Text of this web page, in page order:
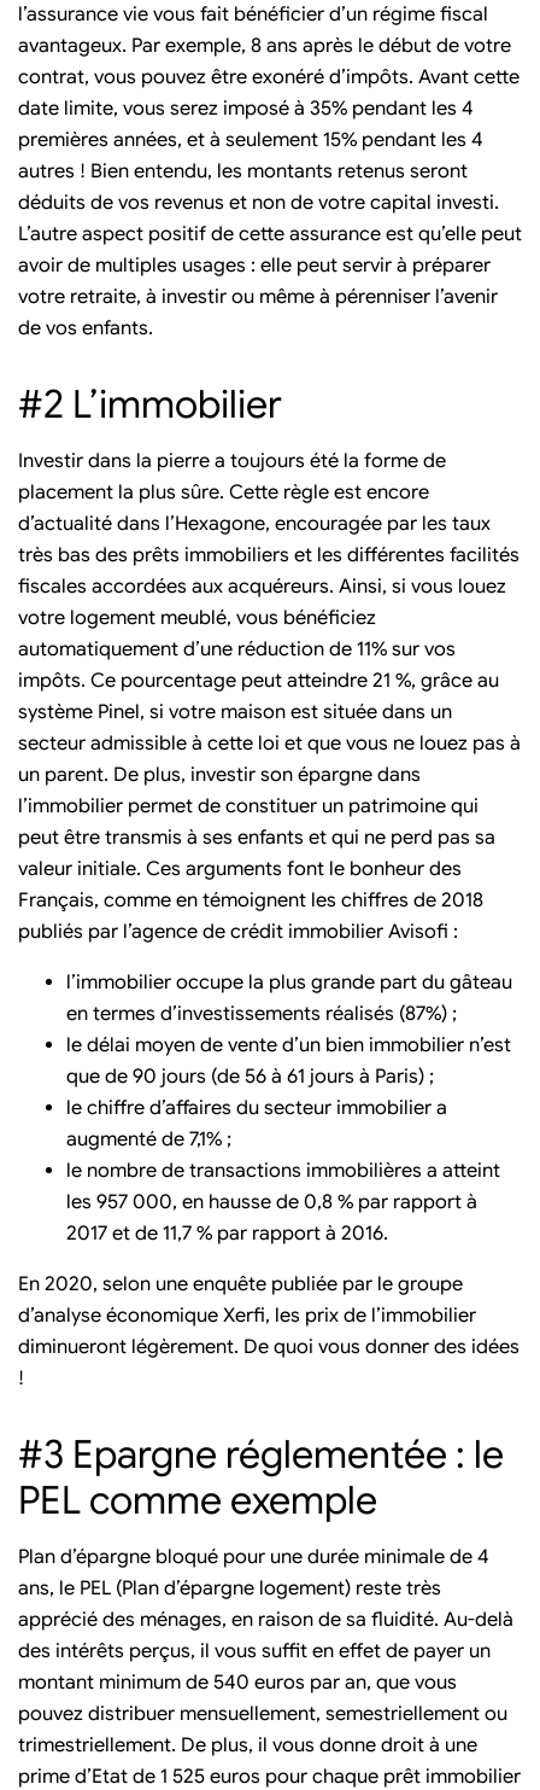
l’assurance vie vous fait bénéficier d’un régime fiscal
avantageux. Par exemple, 8 ans après le début de votre
contrat, vous pouvez être exonéré d’impôts. Avant cette
date limite, vous serez imposé à 35% pendant les 4
premières années, et à seulement 15% pendant les 4
autres ! Bien entendu, les montants retenus seront
déduits de vos revenus et non de votre capital investi.
L’autre aspect positif de cette assurance est qu’elle peut
avoir de multiples usages : elle peut servir à préparer
votre retraite, à investir ou même à pérenniser l’avenir
de vos enfants.
#2 L’immobilier
Investir dans la pierre a toujours été la forme de
placement la plus sûre. Cette règle est encore
d’actualité dans l’Hexagone, encouragée par les taux
très bas des prêts immobiliers et les différentes facilités
fiscales accordées aux acquéreurs. Ainsi, si vous louez
votre logement meublé, vous bénéficiez
automatiquement d’une réduction de 11% sur vos
impôts. Ce pourcentage peut atteindre 21 %, grâce au
système Pinel, si votre maison est située dans un
secteur admissible à cette loi et que vous ne louez pas à
un parent. De plus, investir son épargne dans
l’immobilier permet de constituer un patrimoine qui
peut être transmis à ses enfants et qui ne perd pas sa
valeur initiale. Ces arguments font le bonheur des
Français, comme en témoignent les chiffres de 2018
publiés par l’agence de crédit immobilier Avisofi :
l’immobilier occupe la plus grande part du gâteau
en termes d’investissements réalisés (87%) ;
le délai moyen de vente d’un bien immobilier n’est
que de 90 jours (de 56 à 61 jours à Paris) ;
le chiffre d’affaires du secteur immobilier a
augmenté de 7,1% ;
le nombre de transactions immobilières a atteint
les 957 000, en hausse de 0,8 % par rapport à
2017 et de 11,7 % par rapport à 2016.
En 2020, selon une enquête publiée par le groupe
d’analyse économique Xerfi, les prix de l’immobilier
diminueront légèrement. De quoi vous donner des idées
!
#3 Epargne réglementée : le
PEL comme exemple
Plan d’épargne bloqué pour une durée minimale de 4
ans, le PEL (Plan d’épargne logement) reste très
apprécié des ménages, en raison de sa fluidité. Au-delà
des intérêts perçus, il vous suffit en effet de payer un
montant minimum de 540 euros par an, que vous
pouvez distribuer mensuellement, semestriellement ou
trimestriellement. De plus, il vous donne droit à une
prime d’Etat de 1 525 euros pour chaque prêt immobilier